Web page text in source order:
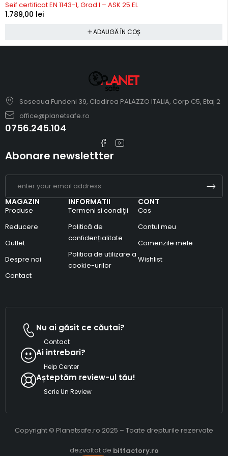
Seif certificat EN 1143-1, Grad I – ASK 25 EL
1.789,00 lei
ADAUGĂ ÎN COȘ
Soseaua Fundeni 39, Cladirea PALAZZO ITALIA, Corp C5, Etaj 2
office@planetsafe.ro
0756.245.104
MAGAZIN
Produse
Reducere
Outlet
Despre noi
Contact
INFORMATII
Termeni si condiţii
Politică de
confidențialitate
Politica de utilizare a
cookie-urilor
CONT
Cos
Contul meu
Comenzile mele
Wishlist
Abonare newslettter
Nu ai găsit ce căutai?
Contact
Ai intrebari?
Help Center
Așteptăm review-ul tău!
Scrie Un Review
Copyright © Planetsafe.ro 2025 – Toate drepturile rezervate
dezvoltat de bitfactory.ro